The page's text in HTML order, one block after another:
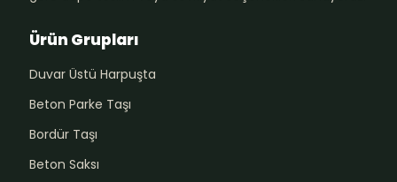
Ürün Grupları
Duvar Üstü Harpuşta
Beton Parke Taşı
Bordür Taşı
Beton Saksı